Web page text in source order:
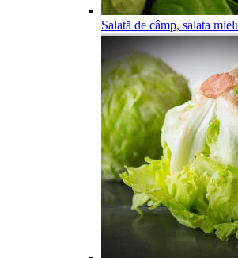
Salată de câmp, salata